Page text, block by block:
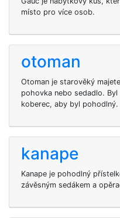
místo pro více osob.
otoman
Otoman je starověký
pohovka nebo sedadlo.
koberec, aby byl pohodlný.
kanape
Kanape je pohodlný
závěsným sedákem a